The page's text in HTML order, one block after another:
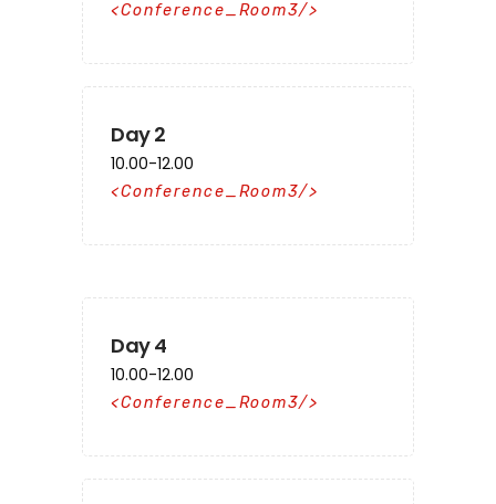
Conference_Room3
Day 2
10.00-12.00
Conference_Room3
Day 4
10.00-12.00
Conference_Room3